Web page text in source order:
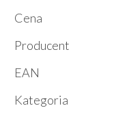
Cena
Producent
EAN
Kategoria